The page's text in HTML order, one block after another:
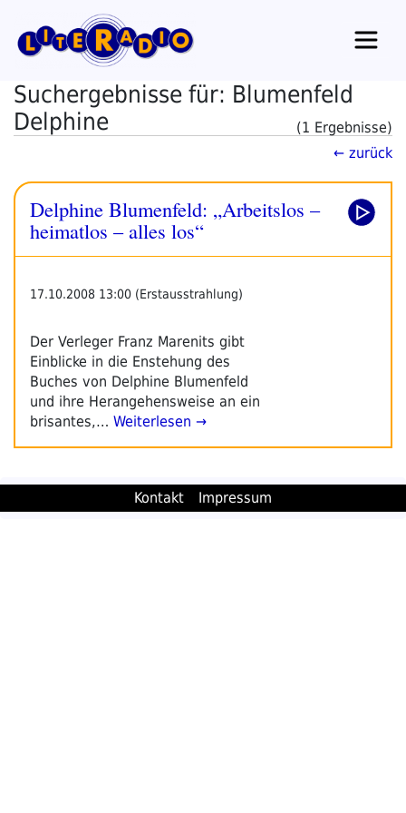
Inhalt
springen
Suchergebnisse für: Blumenfeld
Delphine
(1 Ergebnisse)
← zurück
Delphine Blumenfeld: „Arbeitslos –
heimatlos – alles los“
17.10.2008 13:00 (Erstausstrahlung)
Der Verleger Franz Marenits gibt
Einblicke in die Enstehung des
Buches von Delphine Blumenfeld
und ihre Herangehensweise an ein
brisantes,… Weiterlesen →
Kontakt Impressum